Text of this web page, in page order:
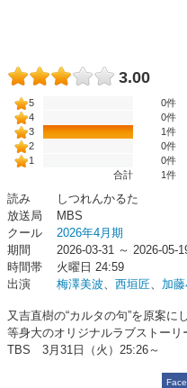
3.00
5
0件
4
0件
3
1件
2
0件
1
0件
合計
1件
読み
しつれんかるた
放送局
MBS
クール
2026年4月期
期間
2026-03-31 ～ 2026-05-
時間帯
火曜日 24:59
出演
梅澤美波、 西垣匠、 加
又吉直樹の“カルタの句”を原案に
等身大のオリジナルラブストーリ
TBS 3月31日（火）25:26～